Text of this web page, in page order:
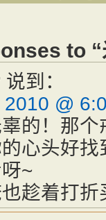
to “
说到：
@
的！那
心头好
~
趁着打